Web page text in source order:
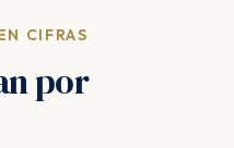
CIFRAS
por